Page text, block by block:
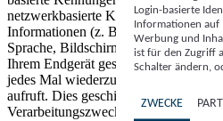
netzwerkbasierte Kennungen)
Informationen (z. B. Browsertyp und
Sprache, Bildschirmgröße,
Ihrem Endgerät gespeichert oder von
jedes Mal wiederzuerkennen, wenn
aufruft. Dies geschieht für einen oder
Verarbeitungszwecke.
Login-basierte
Informationen auf
Werbung und
ist für den Zugriff
Schalter ändern,
ZWECKE